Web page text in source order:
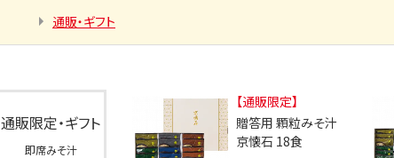
通販・ギフト
通販限定・ギフト
即席みそ汁
【通販限定】
贈答用 顆粒みそ汁
京懐石 18食